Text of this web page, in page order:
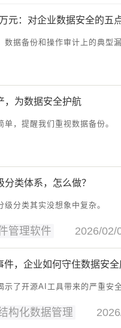
元：对企业数据安全的五
数据备份和操作审计上的典型
，为数据安全护航
，提醒我们重视数据备份。
类体系，怎么做？
分类其实没想象中复杂。
管理软件 2026/02/
，企业如何守住数据安
示了开源AI工具带来的严重安
构化数据管理